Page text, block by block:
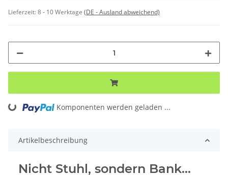
Lieferzeit:8 - 10 Werktage (DE - Ausland abweichend)
Loading... Komponenten werden geladen ...
Artikelbeschreibung
Nicht Stuhl, sondern Bank...